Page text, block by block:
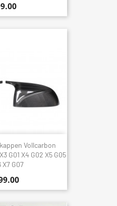
Vollcarbon
G01 X4 G02 X5 G05
X7 G07